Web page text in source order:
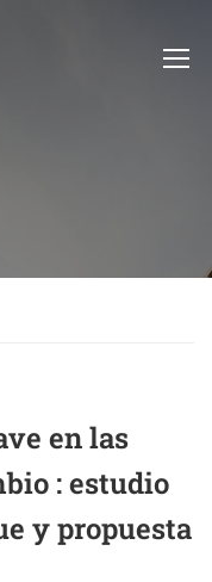
en las
: estudio
y propuesta